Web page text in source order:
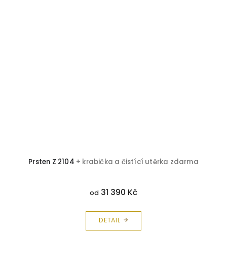
Prsten Z 2104 + krabička a čistící utěrka zdarma
od 31 390 Kč
DETAIL